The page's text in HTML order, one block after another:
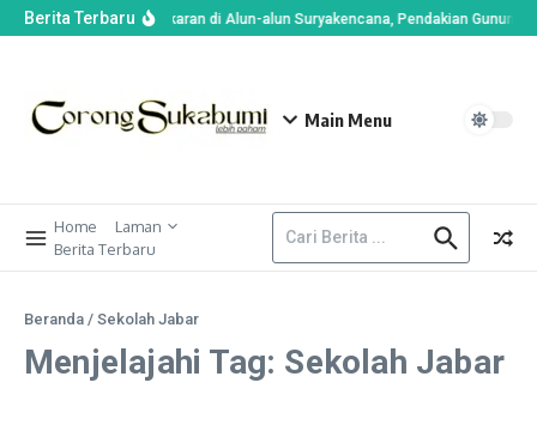
Berita TerbaruImbas Kebakaran di Alun-alun Suryakencana, Pendakian Gunung
Main Menu
Home
Laman
Berita Terbaru
Beranda / Sekolah Jabar
Menjelajahi Tag: Sekolah Jabar